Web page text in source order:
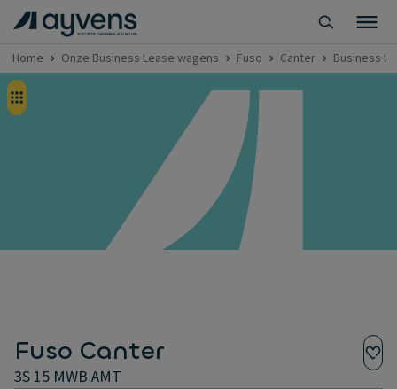
Home Onze Business Lease wagens Fuso Canter Business
Fuso Canter
3S 15 MWB AMT